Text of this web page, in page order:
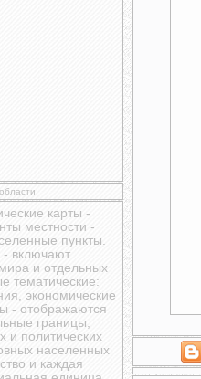
карты -
местности -
пункты.
- включают
и отдельных
тематические:
экономические
- отображаются
границы,
и политических
населенных
и каждая